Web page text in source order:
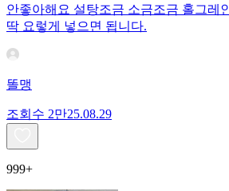
안좋아해요 설탕조금 소금조금 홀그레
딱 요렇게 넣으면 됩니다.
똘맹
조회수 2만25.08.29
999+